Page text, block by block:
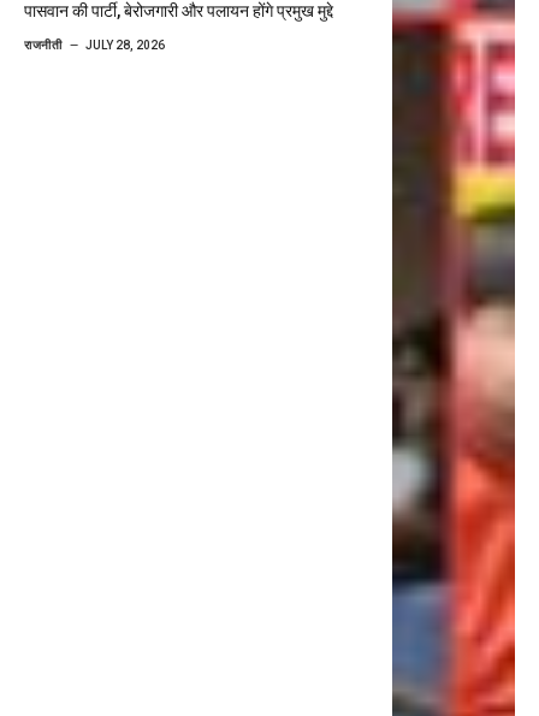
पासवान की पार्टी, बेरोजगारी और पलायन होंगे प्रमुख मुद्दे
राजनीती JULY 28, 2026